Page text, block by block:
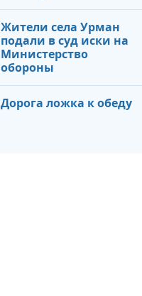
Жители села Урман
подали в суд иски на
Министерство
обороны
Дорога ложка к обеду